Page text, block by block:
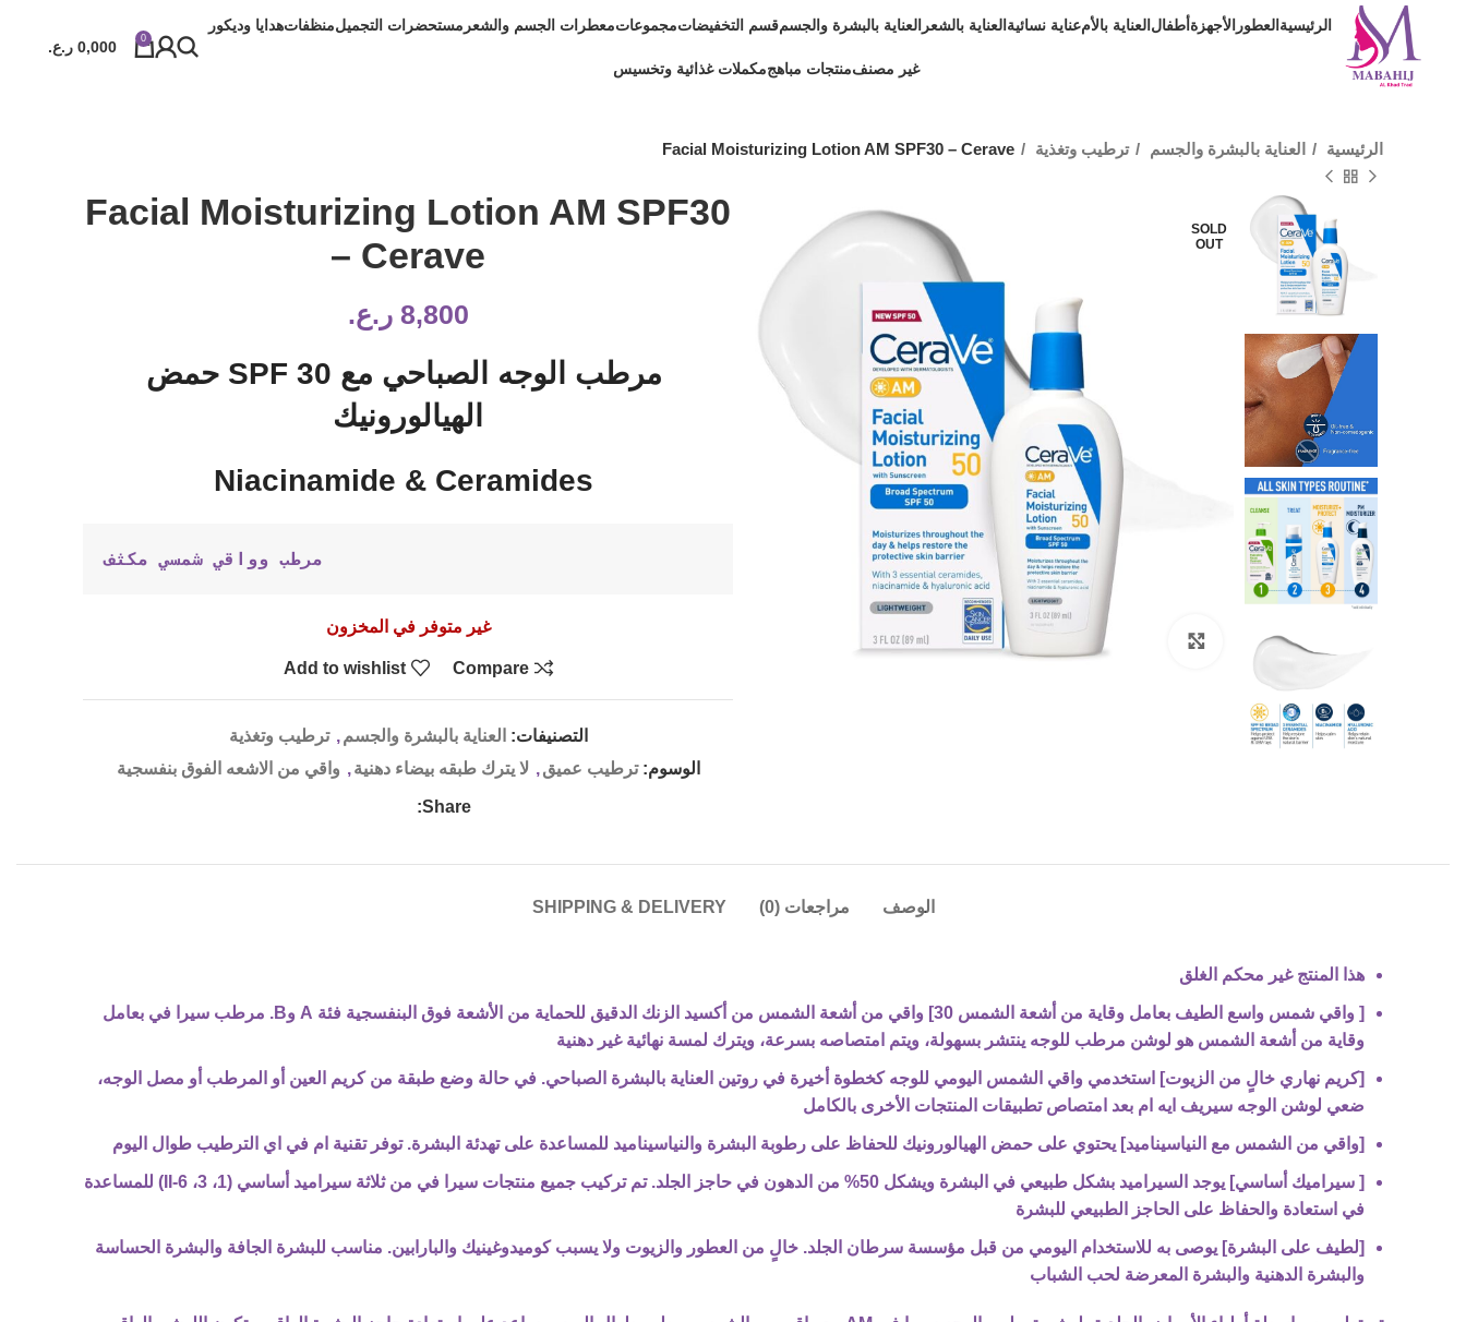
الرئيسيةالعطور الأجهزةأطفالالعناية بالأمعناية نسائيةالعناية بالشعر العناية بالبشرة والجسمقسم التخفيضاتمجموعاتمعطرات الجسم والشعر مستحضرات التجميلمنظفاتهدايا وديكور
غير مصنفمنتجات مباهجمكملات غذائية وتخسيس
0
0,000 ر.ع.
الرئيسية العناية بالبشرة والجسم ترطيب وتغذية Facial Moisturizing Lotion AM SPF30 – Cerave
SOLD
OUT
Click to enlarge
Facial Moisturizing Lotion AM SPF30
– Cerave
8,800 ر.ع.
مرطب الوجه الصباحي مع 30 SPF حمض
الهيالورونيك
مرطب وواقي شمسي مكثف
غير متوفر في المخزون
Compare
Add to wishlist
التصنيفات: العناية بالبشرة والجسم , ترطيب وتغذية
الوسوم: ترطيب عميق , لا يترك طبقه بيضاء دهنية , واقي من الاشعه الفوق بنفسجية
Share:
الوصف مراجعات (0) SHIPPING & DELIVERY
هذا المنتج غير محكم الغلق
[ واقي شمس واسع الطيف بعامل وقاية من أشعة الشمس 30] واقي من أشعة الشمس من أكسيد الزنك الدقيق للحماية من الأشعة فوق البنفسجية فئة A وB. مرطب سيرا في بعامل
وقاية من أشعة الشمس هو لوشن مرطب للوجه ينتشر بسهولة، ويتم امتصاصه بسرعة، ويترك لمسة نهائية غير دهنية
[كريم نهاري خالٍ من الزيوت] استخدمي واقي الشمس اليومي للوجه كخطوة أخيرة في روتين العناية بالبشرة الصباحي. في حالة وضع طبقة من كريم العين أو المرطب أو مصل الوجه،
ضعي لوشن الوجه سيريف ايه ام بعد امتصاص تطبيقات المنتجات الأخرى بالكامل
[واقي من الشمس مع النياسيناميد] يحتوي على حمض الهيالورونيك للحفاظ على رطوبة البشرة والنياسيناميد للمساعدة على تهدئة البشرة. توفر تقنية ام في اي الترطيب طوال اليوم
[ سيراميك أساسي] يوجد السيراميد بشكل طبيعي في البشرة ويشكل 50% من الدهون في حاجز الجلد. تم تركيب جميع منتجات سيرا في من ثلاثة سيراميد أساسي (1، 3، 6-II) للمساعدة
في استعادة والحفاظ على الحاجز الطبيعي للبشرة
[لطيف على البشرة] يوصى به للاستخدام اليومي من قبل مؤسسة سرطان الجلد. خالٍ من العطور والزيوت ولا يسبب كوميدوغينيك والبارابين. مناسب للبشرة الجافة والبشرة الحساسة
والبشرة الدهنية والبشرة المعرضة لحب الشباب